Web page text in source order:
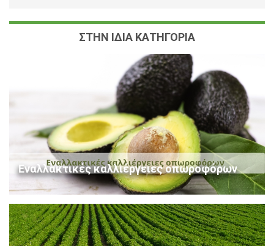
ΣΤΗΝ ΙΔΙΑ ΚΑΤΗΓΟΡΙΑ
Εναλλακτικές καλλιέργειες οπωροφόρων